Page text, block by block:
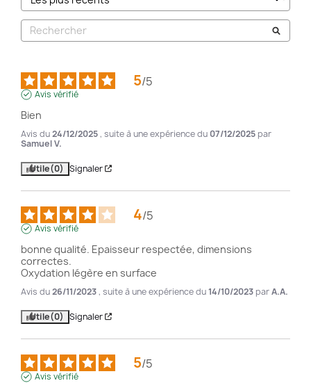
5/5
Avis vérifié
Bien
Avis du24/12/2025, suite à une expérience du 07/12/2025 par
Samuel V.
Utile(0) Signaler
4/5
Avis vérifié
bonne qualité. Epaisseur respectée, dimensions
correctes.
Oxydation légère en surface
Avis du26/11/2023, suite à une expérience du14/10/2023 parA.A.
Utile(0) Signaler
5/5
Avis vérifié